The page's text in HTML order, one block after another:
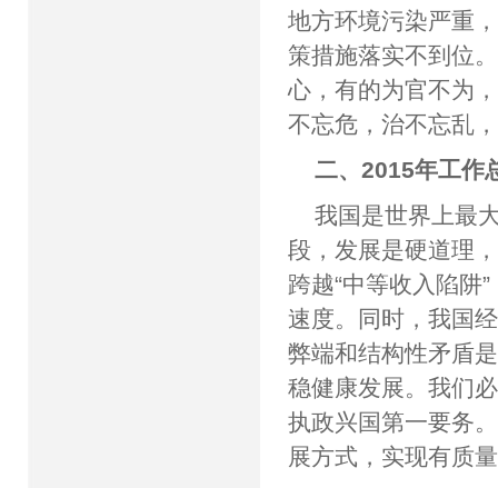
地方环境污染严重
策措施落实不到位
心，有的为官不为
不忘危，治不忘乱
二、2015年工作
我国是世界上最
段，发展是硬道理
跨越“中等收入陷阱
速度。同时，我国
弊端和结构性矛盾
稳健康发展。我们
执政兴国第一要务
展方式，实现有质